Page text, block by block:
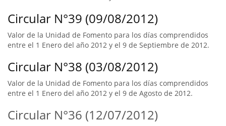
Circular N°39 (09/08/2012)
Valor de la Unidad de Fomento para los días comprendidos
entre el 1 Enero del año 2012 y el 9 de Septiembre de 2012.
Circular N°38 (03/08/2012)
Valor de la Unidad de Fomento para los días comprendidos
entre el 1 Enero del año 2012 y el 9 de Agosto de 2012.
Circular N°36 (12/07/2012)